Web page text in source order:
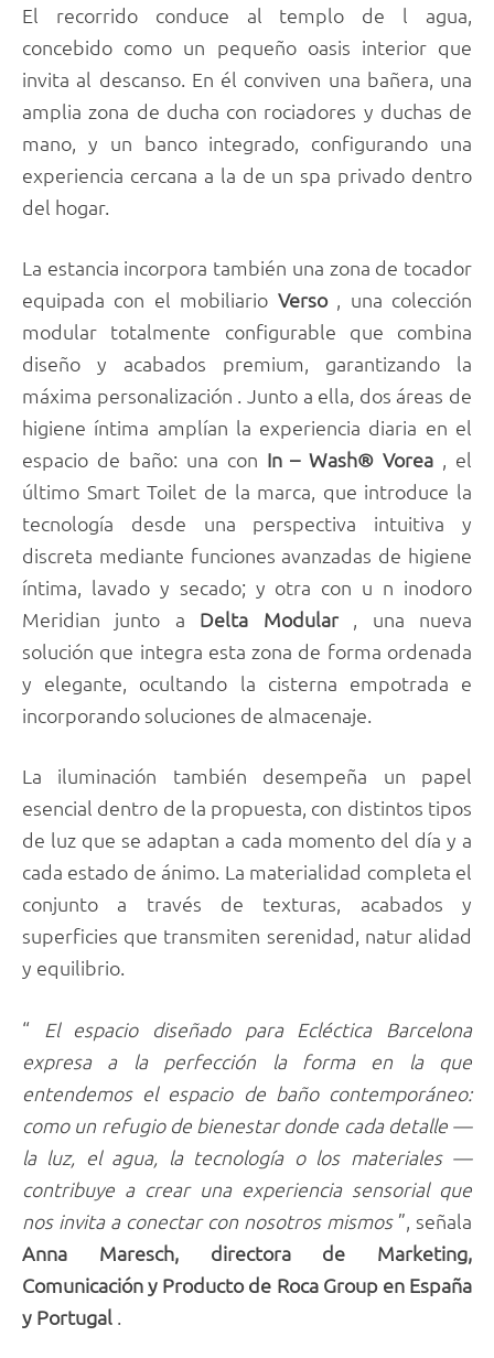
El recorrido conduce al templo de l agua,
concebido como un pequeño oasis interior que
invita al descanso. En él conviven una bañera, una
amplia zona de ducha con rociadores y duchas de
mano, y un banco integrado, configurando una
experiencia cercana a la de un spa privado dentro
del hogar.
La estancia incorpora también una zona de tocador
equipada con el mobiliario Verso , una colección
modular totalmente configurable que combina
diseño y acabados premium, garantizando la
máxima personalización . Junto a ella, dos áreas de
higiene íntima amplían la experiencia diaria en el
espacio de baño: una con In – Wash® Vorea , el
último Smart Toilet de la marca, que introduce la
tecnología desde una perspectiva intuitiva y
discreta mediante funciones avanzadas de higiene
íntima, lavado y secado; y otra con u n inodoro
Meridian junto a Delta Modular , una nueva
solución que integra esta zona de forma ordenada
y elegante, ocultando la cisterna empotrada e
incorporando soluciones de almacenaje.
La iluminación también desempeña un papel
esencial dentro de la propuesta, con distintos tipos
de luz que se adaptan a cada momento del día y a
cada estado de ánimo. La materialidad completa el
conjunto a través de texturas, acabados y
superficies que transmiten serenidad, natur alidad
y equilibrio.
“
El espacio diseñado para Ecléctica Barcelona
expresa a la perfección la forma en la que
entendemos el espacio de baño contemporáneo:
como un refugio de bienestar donde cada detalle —
la luz, el agua, la tecnología o los materiales —
contribuye a crear una experiencia sensorial que
nos invita a conectar con nosotros mismos ”, señala
Anna Maresch, directora de Marketing,
Comunicación y Producto de Roca Group en España
y Portugal .